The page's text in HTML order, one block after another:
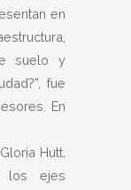
en
suelo y
fue
En
Hutt,
los ejes